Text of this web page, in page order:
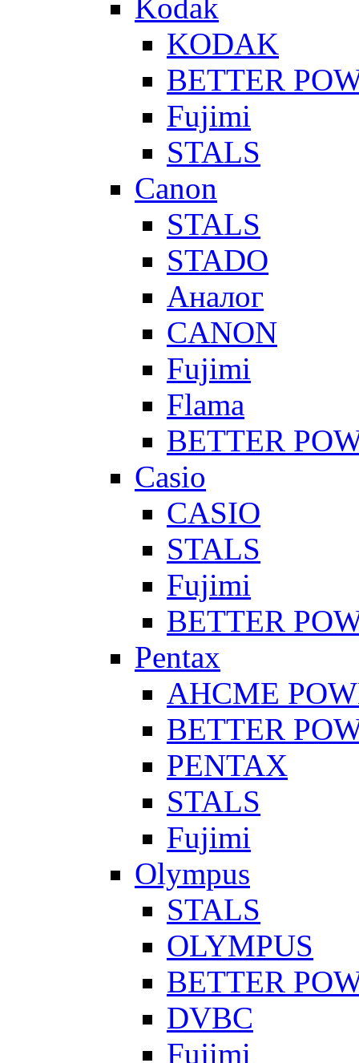
Kodak
KODAK
BETTER
Fujimi
STALS
Canon
STALS
STADO
Аналог
CANON
Fujimi
Flama
BETTER
Casio
CASIO
STALS
Fujimi
BETTER
Pentax
AHCME
BETTER
PENTAX
STALS
Fujimi
Olympus
STALS
OLYMPUS
BETTER
DVBC
Fujimi